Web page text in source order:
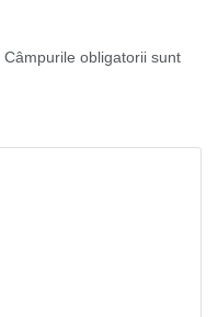
Câmpurile obligatorii sunt